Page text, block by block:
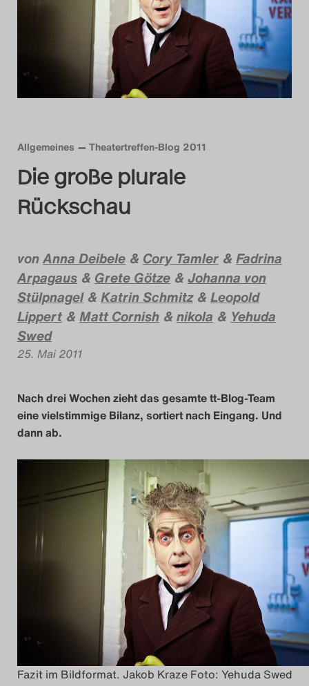
Das Theatertreffen-
2014
Das Theatertreffen-
Das Theatertreffen-
2016
Das Theatertreffen-
Das Theatertreffen-
2018
Das Theatertreffen-
Das Theatertreffen-
2019
Das Theatertreffen-
2020
Das Theatertreffen-
2021
Das Theatertreffen-
2022
Das Theatertreffen-
2023
Allgemeines Theatertreffen-Blog 2011
Die große plurale
Rückschau
vonAnna Deibele & Cory Tamler & Fadrina
Arpagaus & Grete Götze & Johanna von
Stülpnagel & Katrin Schmitz & Leopold
Lippert & Matt Cornish & nikola & Yehuda
Swed
25. Mai 2011
Nach drei Wochen zieht das gesamte tt-Blog-Team
eine vielstimmige Bilanz, sortiert nach Eingang. Und
dann ab.
Fazit im Bildformat. Jakob Kraze Foto: Yehuda Swed